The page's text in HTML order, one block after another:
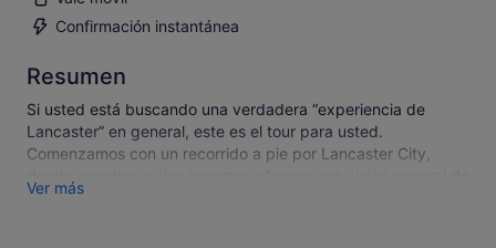
Confirmación instantánea
Resumen
Si usted está buscando una verdadera “experiencia de
Lancaster” en general, este es el tour para usted.
Comenzamos con un recorrido a pie por Lancaster City,
la rica y polifacética historia de nuestra hermosa ciudad. A
Ver más